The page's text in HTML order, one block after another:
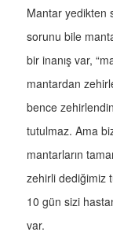
Mantar yedikten
sorunu bile
bir inanış var,
mantardan
bence
tutulmaz. Ama
mantarların
zehirli dediğimiz
10 gün sizi
var.